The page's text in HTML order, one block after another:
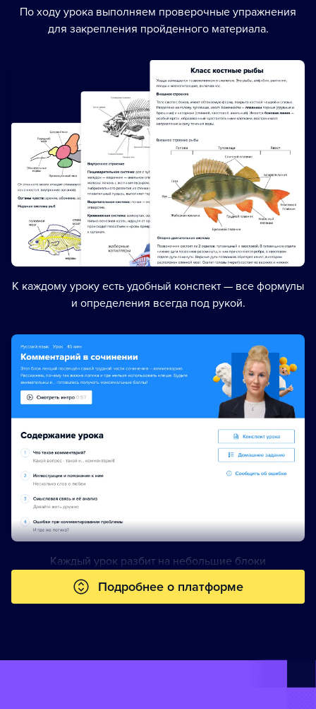
По ходу урока выполняем проверочные упражнения
для закрепления пройденного материала.
К каждому уроку есть удобный конспект — все формулы
и определения всегда под рукой.
Каждый урок разбит на небольшие блоки
Подробнее о платформе